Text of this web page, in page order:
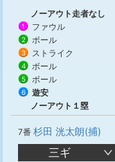
ノーアウト走者なし
1 ファウル
2 ボール
3 ストライク
4 ボール
5 ボール
6
遊安
ノーアウト１塁
7番 杉田 洸太朗(捕)
三ギ